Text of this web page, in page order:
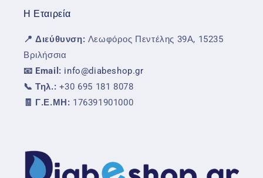
Η Εταιρεία
📍 Διεύθυνση: Λεωφόρος Πεντέλης 39Α, 15235
Βριλήσσια
📧 Email: info@diabeshop.gr
📞 Τηλ.: +30 695 181 8078
🧾 Γ.Ε.ΜΗ: 176391901000